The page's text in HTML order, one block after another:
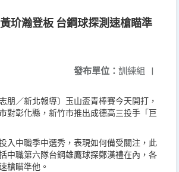
玠瀚登板 台鋼球探測速槍瞄準
發布單位： 訓練組 |
朋／新北報導〕玉山盃青棒賽今天開打，
對彰化縣，新竹市推出成德高三投手「巨
入中職季中選秀，表現如何備受關注，此
中職第六隊台鋼雄鷹球探鄭漢禮在內，各
槍瞄準他。